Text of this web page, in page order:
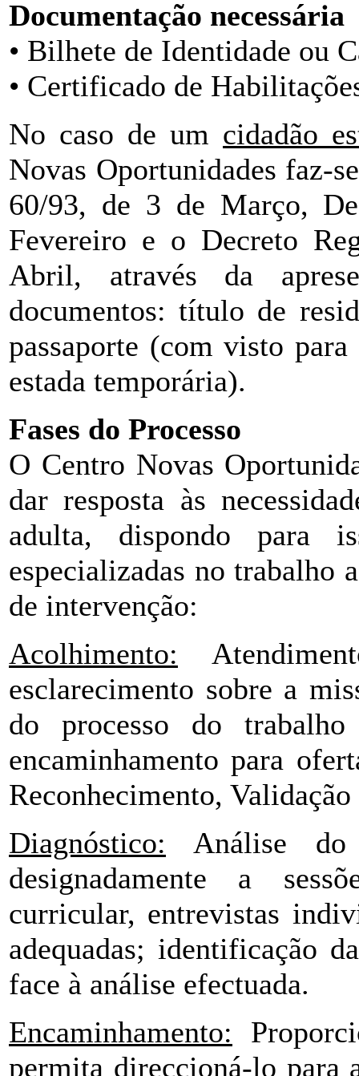
Documentação necessária
• Bilhete de Identidade ou
• Certificado de
No caso de um cidadão
Novas Oportunidades faz-
60/93, de 3 de Março,
Fevereiro e o Decreto
Abril, através da
documentos: título de
passaporte (com visto
estada temporária).
Fases do Processo
O Centro Novas
dar resposta às
adulta, dispondo para
especializadas no trabalho
de intervenção:
Acolhimento:
esclarecimento sobre a
do processo do
encaminhamento para
Reconhecimento,
Diagnóstico: Análise do
designadamente a
curricular, entrevistas
adequadas; identificação
face à análise efectuada.
Encaminhamento:
permita direccioná-lo para